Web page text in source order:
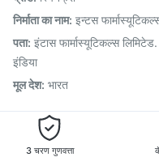
Tetanus Vaccine
Fluquadri Sh Vaccine
Boostrix Vaccine
निर्माता का नाम: इन्टस
पता: इंटास फार्मास्यूटिकल्स
इंडिया
मूल देश: भारत
3 चरण गुणवत्ता